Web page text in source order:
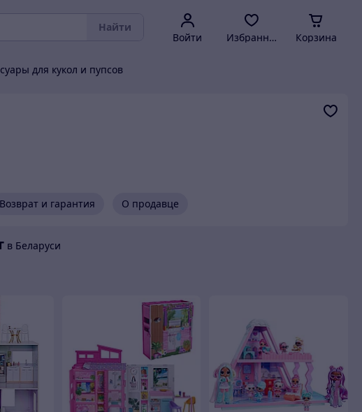
Найти
Войти Избранное Корзина
для кукол и пупсов
Возврат и гарантия О продавце
в Беларуси